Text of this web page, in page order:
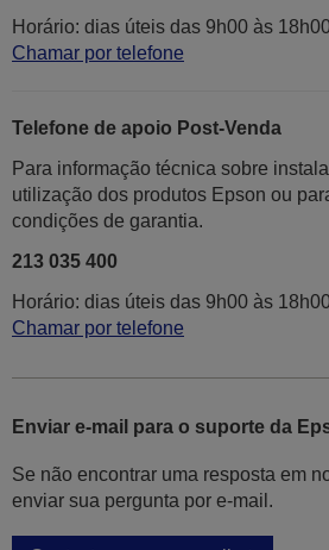
Horário: dias úteis das 9h00 às
Chamar por telefone
Telefone de apoio Post-Venda
Para informação técnica sobre
utilização dos produtos Epson ou
condições de garantia.
213 035 400
Horário: dias úteis das 9h00 às
Chamar por telefone
Enviar e-mail para o suporte da
Se não encontrar uma resposta em
enviar sua pergunta por e-mail.